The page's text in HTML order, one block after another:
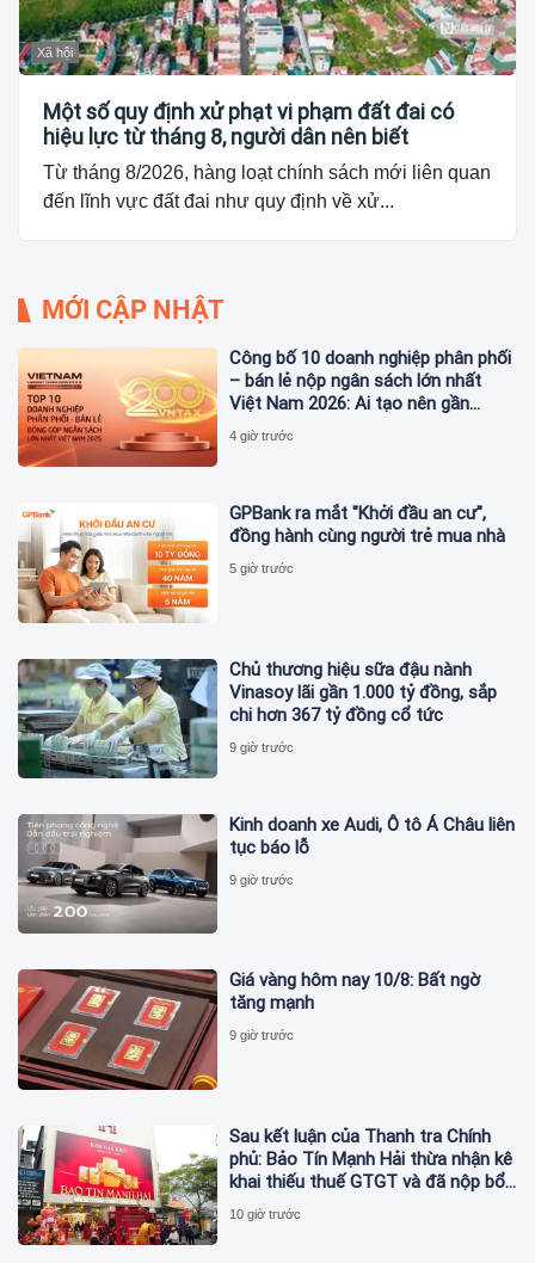
Xã hội
Một số quy định xử phạt vi phạm đất đai có
hiệu lực từ tháng 8, người dân nên biết
Từ tháng 8/2026, hàng loạt chính sách mới liên quan
đến lĩnh vực đất đai như quy định về xử...
MỚI CẬP NHẬT
Công bố 10 doanh nghiệp phân phối
– bán lẻ nộp ngân sách lớn nhất
Việt Nam 2026: Ai tạo nên gần
12.900 tỷ đồng?
4 giờ trước
GPBank ra mắt "Khởi đầu an cư",
đồng hành cùng người trẻ mua nhà
5 giờ trước
Chủ thương hiệu sữa đậu nành
Vinasoy lãi gần 1.000 tỷ đồng, sắp
chi hơn 367 tỷ đồng cổ tức
9 giờ trước
Kinh doanh xe Audi, Ô tô Á Châu liên
tục báo lỗ
9 giờ trước
Giá vàng hôm nay 10/8: Bất ngờ
tăng mạnh
9 giờ trước
Sau kết luận của Thanh tra Chính
phủ: Bảo Tín Mạnh Hải thừa nhận kê
khai thiếu thuế GTGT và đã nộp bổ
sung
10 giờ trước